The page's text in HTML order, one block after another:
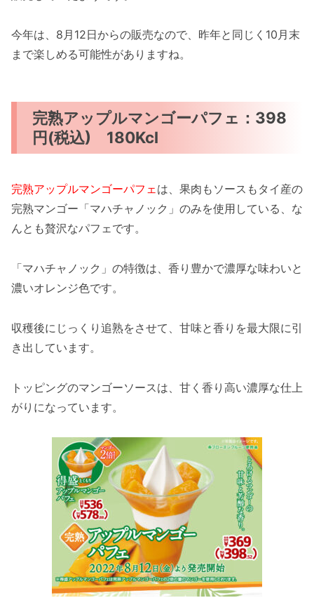
今年は、8月12日からの販売なので、昨年と同じく10月末
まで楽しめる可能性がありますね。
完熟アップルマンゴーパフェ：398
円(税込) 180Kcl
完熟アップルマンゴーパフェは、果肉もソースもタイ産の
完熟マンゴー「マハチャノック」のみを使用している、な
んとも贅沢なパフェです。
「マハチャノック」の特徴は、香り豊かで濃厚な味わいと
濃いオレンジ色です。
収穫後にじっくり追熟をさせて、甘味と香りを最大限に引
き出しています。
トッピングのマンゴーソースは、甘く香り高い濃厚な仕上
がりになっています。